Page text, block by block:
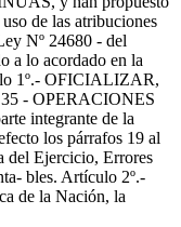
de las atribuciones
Nº 24680 - del
a lo acordado en la
1º.- OFICIALIZAR,
35 - OPERACIONES
integrante de la
los párrafos 19 al
del Ejercicio, Errores
bles. Artículo 2º.-
de la Nación, la